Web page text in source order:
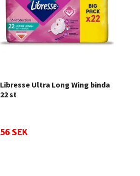
Libresse Ultra Long Wing binda
22 st
56 SEK